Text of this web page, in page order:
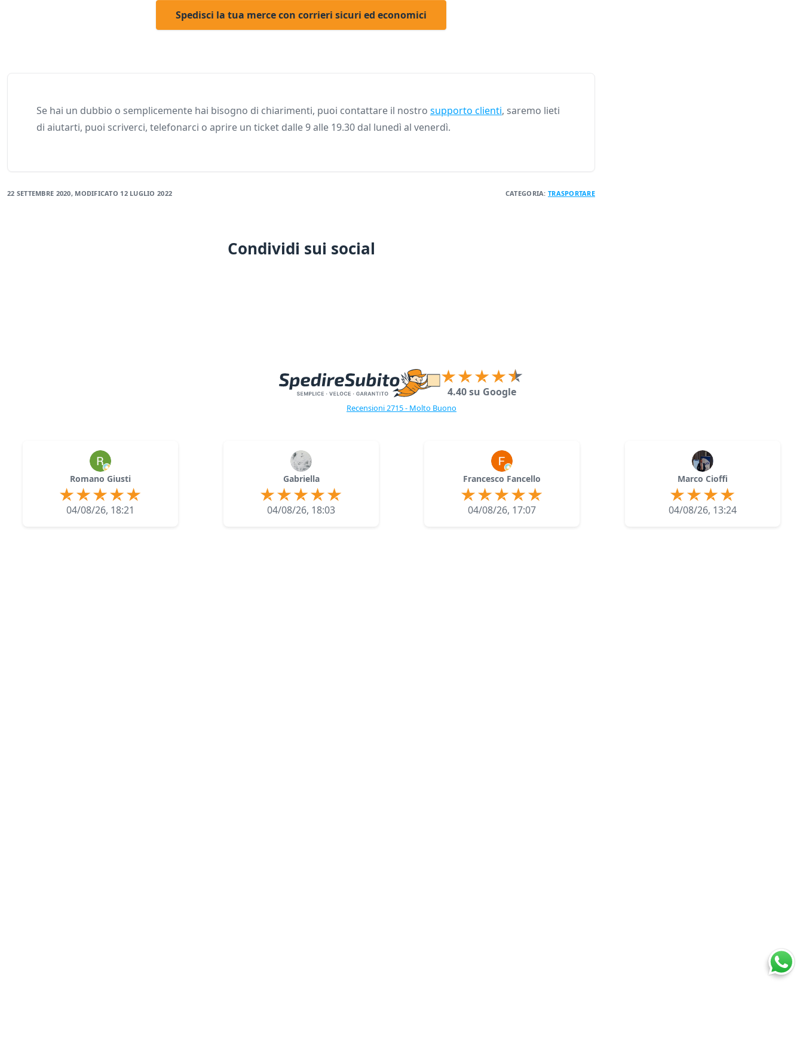
Spedisci la tua merce con corrieri sicuri ed economici
Se hai un dubbio o semplicemente hai bisogno di chiarimenti, puoi contattare il nostro supporto clienti, saremo lieti
di aiutarti, puoi scriverci, telefonarci o aprire un ticket dalle 9 alle 19.30 dal lunedì al venerdì.
22 SETTEMBRE 2020, MODIFICATO 12 LUGLIO 2022 CATEGORIA: TRASPORTARE
Condividi sui social
4.40 su Google
Recensioni 2715 - Molto Buono
Romano Giusti
04/08/26, 18:21
Gabriella
04/08/26, 18:03
Francesco Fancello
04/08/26, 17:07
Marco Cioffi
04/08/26, 13:24